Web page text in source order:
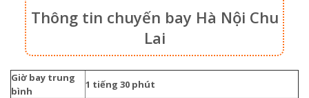
Thông tin chuyến bay Hà Nội Chu
Lai
Giờ bay trung
bình
1 tiếng 30 phút